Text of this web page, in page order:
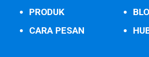
PRODUK
CARA PESAN